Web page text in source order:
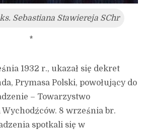
Sebastiana Stawiereja SChr
*
1932 r., ukazał się dekret
Prymasa Polski, powołujący do
– Towarzystwo
8 września br.
spotkali się w